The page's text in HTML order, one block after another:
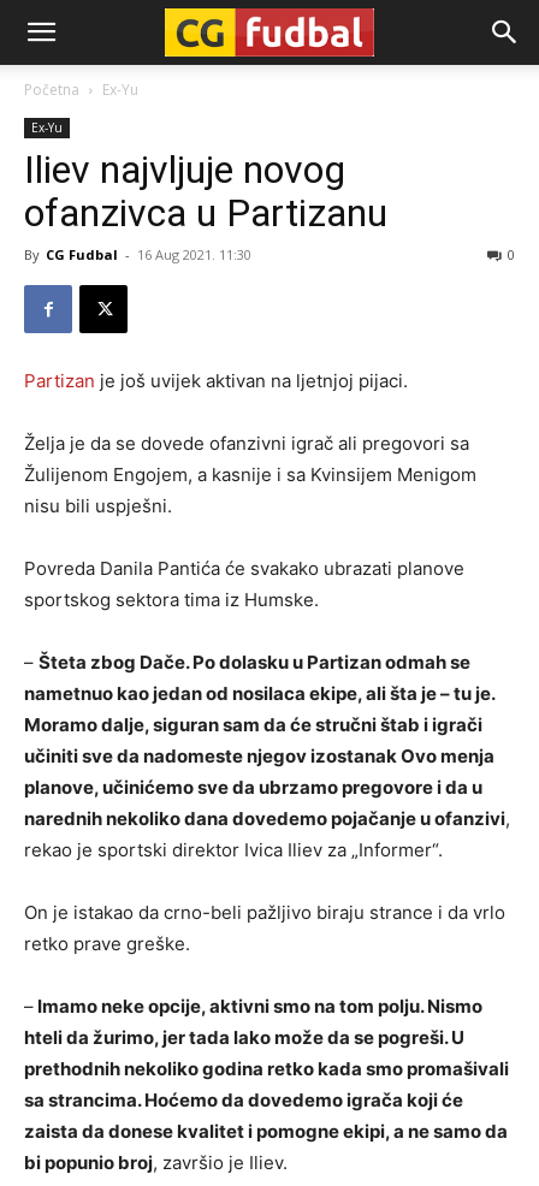
CG-
Fudbal
Početna Ex-Yu
Ex-Yu
Iliev najvljuje novog
ofanzivca u Partizanu
By CG Fudbal - 16 Aug 2021. 11:30 0
Partizan je još uvijek aktivan na ljetnjoj pijaci.
Želja je da se dovede ofanzivni igrač ali pregovori sa
Žulijenom Engojem, a kasnije i sa Kvinsijem Menigom
nisu bili uspješni.
Povreda Danila Pantića će svakako ubrazati planove
sportskog sektora tima iz Humske.
– Šteta zbog Dače. Po dolasku u Partizan odmah se
nametnuo kao jedan od nosilaca ekipe, ali šta je – tu je.
Moramo dalje, siguran sam da će stručni štab i igrači
učiniti sve da nadomeste njegov izostanak Ovo menja
planove, učinićemo sve da ubrzamo pregovore i da u
narednih nekoliko dana dovedemo pojačanje u ofanzivi,
rekao je sportski direktor Ivica Iliev za „Informer“.
On je istakao da crno-beli pažljivo biraju strance i da vrlo
retko prave greške.
– Imamo neke opcije, aktivni smo na tom polju. Nismo
hteli da žurimo, jer tada lako može da se pogreši. U
prethodnih nekoliko godina retko kada smo promašivali
sa strancima. Hoćemo da dovedemo igrača koji će
zaista da donese kvalitet i pomogne ekipi, a ne samo da
bi popunio broj, završio je Iliev.